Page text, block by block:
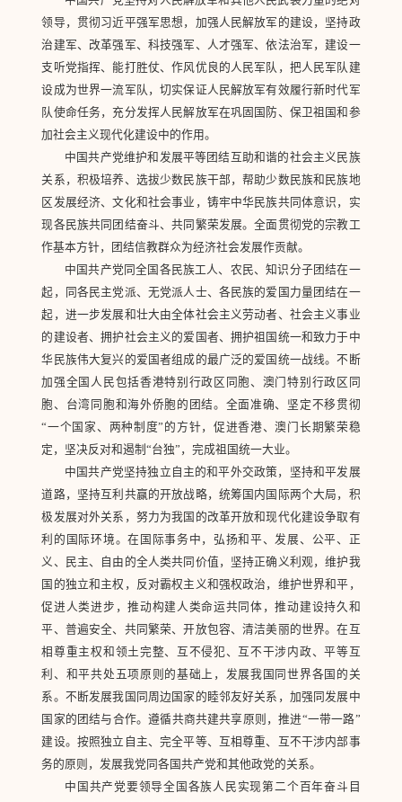
领导，贯彻习近平强军思想，加强人民解放军的建设，坚持政
治建军、改革强军、科技强军、人才强军、依法治军，建设一
支听党指挥、能打胜仗、作风优良的人民军队，把人民军队建
设成为世界一流军队，切实保证人民解放军有效履行新时代军
队使命任务，充分发挥人民解放军在巩固国防、保卫祖国和参
加社会主义现代化建设中的作用。
中国共产党维护和发展平等团结互助和谐的社会主义民族
关系，积极培养、选拔少数民族干部，帮助少数民族和民族地
区发展经济、文化和社会事业，铸牢中华民族共同体意识，实
现各民族共同团结奋斗、共同繁荣发展。全面贯彻党的宗教工
作基本方针，团结信教群众为经济社会发展作贡献。
中国共产党同全国各民族工人、农民、知识分子团结在一
起，同各民主党派、无党派人士、各民族的爱国力量团结在一
起，进一步发展和壮大由全体社会主义劳动者、社会主义事业
的建设者、拥护社会主义的爱国者、拥护祖国统一和致力于中
华民族伟大复兴的爱国者组成的最广泛的爱国统一战线。不断
加强全国人民包括香港特别行政区同胞、澳门特别行政区同
胞、台湾同胞和海外侨胞的团结。全面准确、坚定不移贯彻
“一个国家、两种制度”的方针，促进香港、澳门长期繁荣稳
定，坚决反对和遏制“台独”，完成祖国统一大业。
中国共产党坚持独立自主的和平外交政策，坚持和平发展
道路，坚持互利共赢的开放战略，统筹国内国际两个大局，积
极发展对外关系，努力为我国的改革开放和现代化建设争取有
利的国际环境。在国际事务中，弘扬和平、发展、公平、正
义、民主、自由的全人类共同价值，坚持正确义利观，维护我
国的独立和主权，反对霸权主义和强权政治，维护世界和平，
促进人类进步，推动构建人类命运共同体，推动建设持久和
平、普遍安全、共同繁荣、开放包容、清洁美丽的世界。在互
相尊重主权和领土完整、互不侵犯、互不干涉内政、平等互
利、和平共处五项原则的基础上，发展我国同世界各国的关
系。不断发展我国同周边国家的睦邻友好关系，加强同发展中
国家的团结与合作。遵循共商共建共享原则，推进“一带一路”
建设。按照独立自主、完全平等、互相尊重、互不干涉内部事
务的原则，发展我党同各国共产党和其他政党的关系。
中国共产党要领导全国各族人民实现第二个百年奋斗目